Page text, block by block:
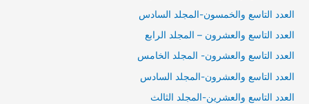
العدد التاسع والخمسون-المجلد السادس
العدد التاسع والعشرون – المجلد الرابع
العدد التاسع والعشرون- المجلد الخامس
العدد التاسع والعشرون-المجلد السادس
العدد التاسع والعشرين-المجلد الثالث